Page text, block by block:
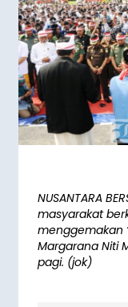
NUSANTARA
masyarakat
menggemakan
Margarana Niti
pagi. (jok)